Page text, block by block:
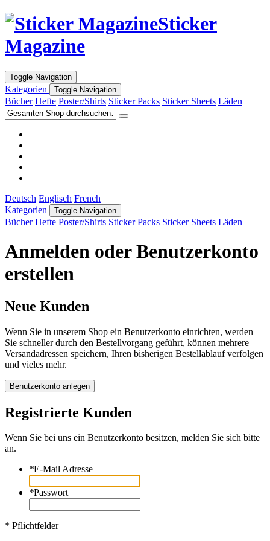
Sticker
Magazine
Toggle Navigation
Kategorien Toggle Navigation
Bücher Hefte Poster/Shirts Sticker Packs Sticker Sheets Läden
Deutsch Englisch French
Kategorien
Toggle Navigation
Bücher Hefte Poster/Shirts Sticker Packs Sticker Sheets Läden
Anmelden oder Benutzerkonto
erstellen
Neue Kunden
Wenn Sie in unserem Shop ein Benutzerkonto einrichten, werden
Sie schneller durch den Bestellvorgang geführt, können mehrere
Versandadressen speichern, Ihren bisherigen Bestellablauf verfolgen
und vieles mehr.
Benutzerkonto anlegen
Registrierte Kunden
Wenn Sie bei uns ein Benutzerkonto besitzen, melden Sie sich bitte
an.
*E-Mail Adresse
*Passwort
* Pflichtfelder